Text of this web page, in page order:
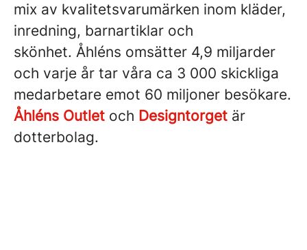
mix av kvalitetsvarumärken inom kläder,
inredning, barnartiklar och
skönhet. Åhléns omsätter 4,9 miljarder
och varje år tar våra ca 3 000 skickliga
medarbetare emot 60 miljoner besökare.
Åhléns Outlet och Designtorget är
dotterbolag.